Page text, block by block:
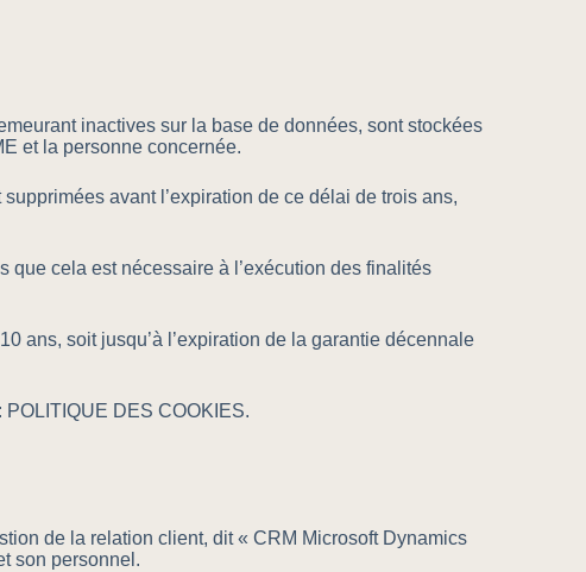
inactives sur la base de données, sont stockées
et la personne concernée.
avant l’expiration de ce délai de trois ans,
cela est nécessaire à l’exécution des finalités
ans, soit jusqu’à l’expiration de la garantie décennale
DES COOKIES.
de la relation client, dit « CRM Microsoft Dynamics
son personnel.